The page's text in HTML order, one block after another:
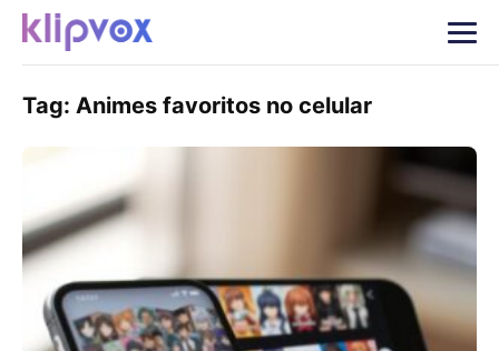
Tag: Animes favoritos no celular